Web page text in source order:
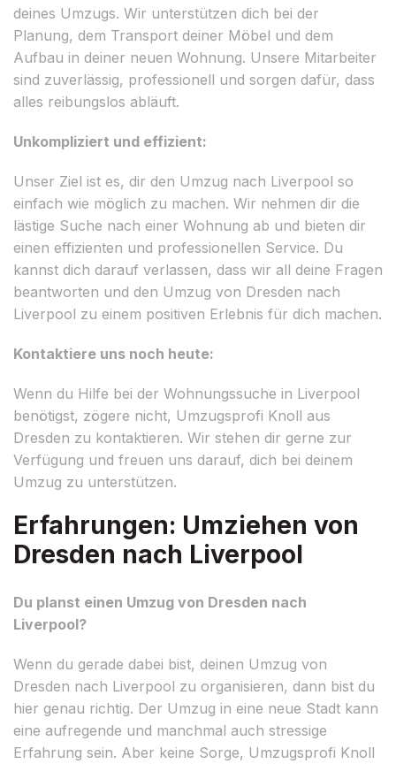
deines Umzugs. Wir unterstützen dich bei der
Planung, dem Transport deiner Möbel und dem
Aufbau in deiner neuen Wohnung. Unsere Mitarbeiter
sind zuverlässig, professionell und sorgen dafür, dass
alles reibungslos abläuft.
Unkompliziert und effizient:
Unser Ziel ist es, dir den Umzug nach Liverpool so
einfach wie möglich zu machen. Wir nehmen dir die
lästige Suche nach einer Wohnung ab und bieten dir
einen effizienten und professionellen Service. Du
kannst dich darauf verlassen, dass wir all deine Fragen
beantworten und den Umzug von Dresden nach
Liverpool zu einem positiven Erlebnis für dich machen.
Kontaktiere uns noch heute:
Wenn du Hilfe bei der Wohnungssuche in Liverpool
benötigst, zögere nicht, Umzugsprofi Knoll aus
Dresden zu kontaktieren. Wir stehen dir gerne zur
Verfügung und freuen uns darauf, dich bei deinem
Umzug zu unterstützen.
Erfahrungen: Umziehen von
Dresden nach Liverpool
Du planst einen Umzug von Dresden nach
Liverpool?
Wenn du gerade dabei bist, deinen Umzug von
Dresden nach Liverpool zu organisieren, dann bist du
hier genau richtig. Der Umzug in eine neue Stadt kann
eine aufregende und manchmal auch stressige
Erfahrung sein. Aber keine Sorge, Umzugsprofi Knoll